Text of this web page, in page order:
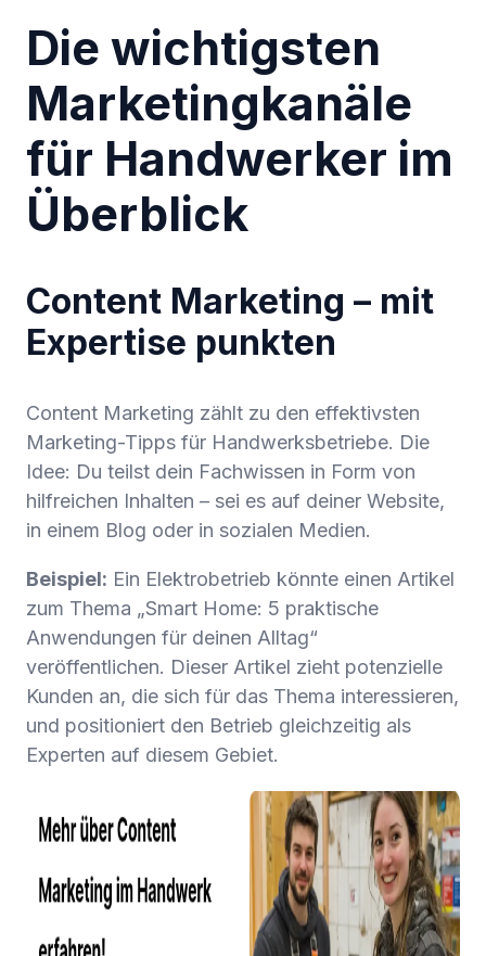
Die wichtigsten
Marketingkanäle
für Handwerker im
Überblick
Content Marketing – mit
Expertise punkten
Content Marketing zählt zu den effektivsten
Marketing-Tipps für Handwerksbetriebe. Die
Idee: Du teilst dein Fachwissen in Form von
hilfreichen Inhalten – sei es auf deiner Website,
in einem Blog oder in sozialen Medien.
Beispiel: Ein Elektrobetrieb könnte einen Artikel
zum Thema „Smart Home: 5 praktische
Anwendungen für deinen Alltag“
veröffentlichen. Dieser Artikel zieht potenzielle
Kunden an, die sich für das Thema interessieren,
und positioniert den Betrieb gleichzeitig als
Experten auf diesem Gebiet.